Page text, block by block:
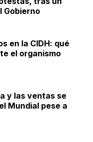
Gobierno
en la CIDH: qué
el organismo
y las ventas se
Mundial pese a